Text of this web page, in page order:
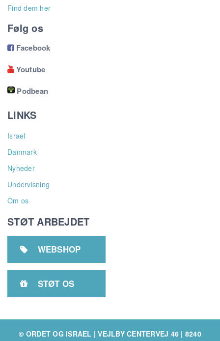
Find dem her
Følg os
Facebook
Youtube
Podbean
LINKS
Israel
Danmark
Nyheder
Undervisning
Om os
STØT ARBEJDET
 WEBSHOP
 STØT OS
© ORDET OG ISRAEL | VEJLBY CENTERVEJ 46 | 8240